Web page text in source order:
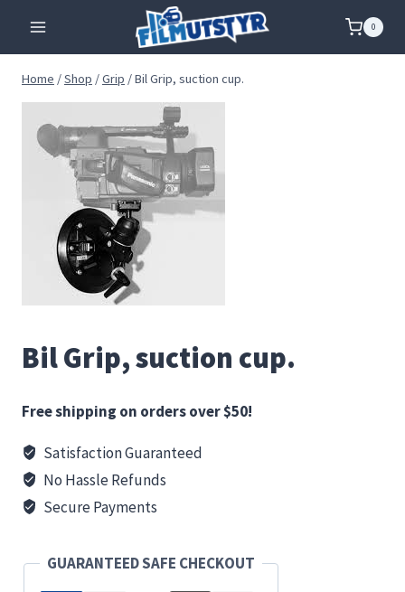
content
0
Home /Shop /Grip /Bil Grip, suction cup.
Bil Grip, suction cup.
Free shipping on orders over $50!
Satisfaction Guaranteed
No Hassle Refunds
Secure Payments
GUARANTEED SAFE CHECKOUT